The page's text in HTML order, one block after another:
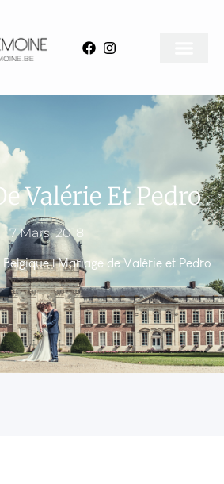
Valérie Et Pedro
7 Mars, 2018
|Mariage de Valérie et Pedro